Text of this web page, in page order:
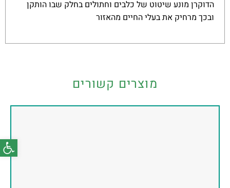
הדוקרן מונע שיטוט של כלבים וחתולים בחלק שבו הותקן
ובכך מרחיק את בעלי החיים מהאזור
מוצרים קשורים
פתח